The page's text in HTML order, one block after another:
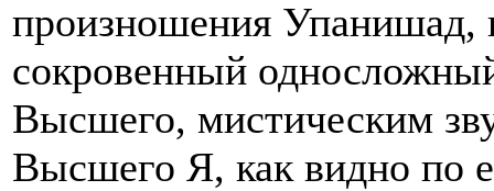
произношения Упанишад,
сокровенный
Высшего, мистическим
Высшего Я, как видно по